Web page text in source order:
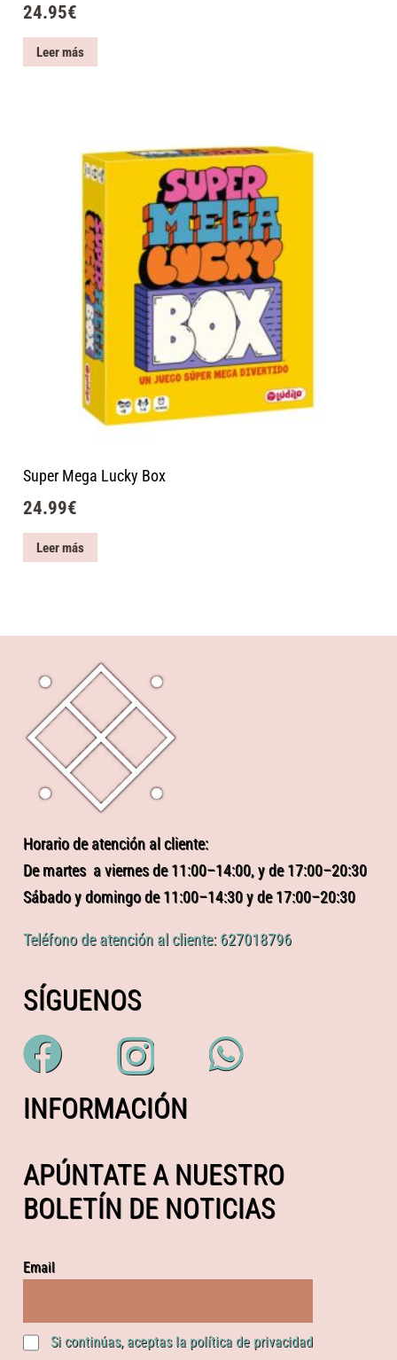
24.95€
Leer más
Super Mega Lucky Box
24.99€
Leer más
Horario de atención al cliente:
De martes a viernes de 11:00–14:00, y de 17:00–20:30
Sábado y domingo de 11:00–14:30 y de 17:00–20:30
Teléfono de atención al cliente: 627018796
SÍGUENOS
INFORMACIÓN
APÚNTATE A NUESTRO
BOLETÍN DE NOTICIAS
Email
Si continúas, aceptas la política de privacidad